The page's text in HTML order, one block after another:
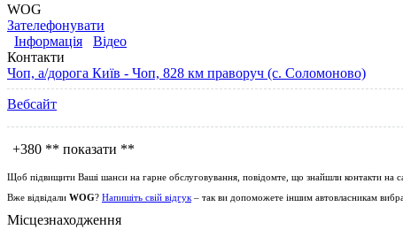
WOG
Зателефонувати
Інформація
Відео
Контакти
Чоп, а/дорога Київ - Чоп, 828 км праворуч (с. Соломоново)
Вебсайт
+380 ** показати **
Щоб підвищити Ваші шанси на гарне обслуговування, повідомте, що знайшли контакти на
Вже відвідали WOG? Напишіть свій відгук – так ви допоможете іншим автовласникам
Місцезнаходження